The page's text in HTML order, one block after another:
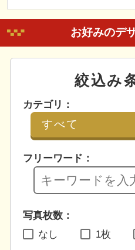
お好みのデ
絞込み
カテゴリ：
フリーワード：
写真枚数：
なし
1枚